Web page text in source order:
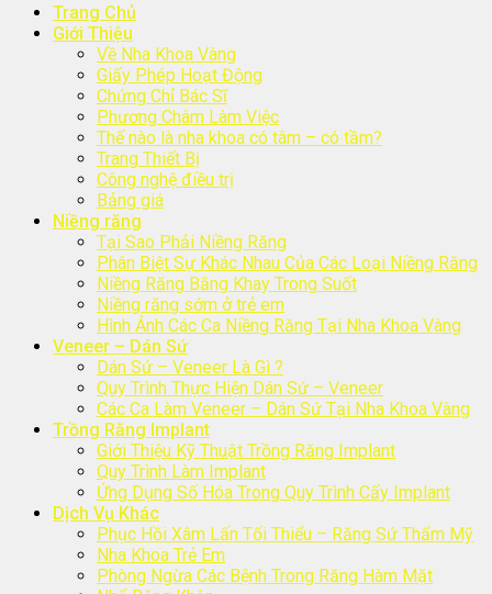
Trang Chủ
Giới Thiệu
Về Nha Khoa Vàng
Giấy Phép Hoạt Động
Chứng Chỉ Bác Sĩ
Phương Châm Làm Việc
Thế nào là nha khoa có tâm – có tầm?
Trang Thiết Bị
Công nghệ điều trị
Bảng giá
Niềng răng
Tại Sao Phải Niềng Răng
Phân Biệt Sự Khác Nhau Của Các Loại Niềng Răng
Niềng Răng Bằng Khay Trong Suốt
Niềng răng sớm ở trẻ em
Hình Ảnh Các Ca Niềng Răng Tại Nha Khoa Vàng
Veneer – Dán Sứ
Dán Sứ – Veneer Là Gì ?
Quy Trình Thực Hiện Dán Sứ – Veneer
Các Ca Làm Veneer – Dán Sứ Tại Nha Khoa Vàng
Trồng Răng Implant
Giới Thiệu Kỹ Thuật Trồng Răng Implant
Quy Trình Làm Implant
Ứng Dụng Số Hóa Trong Quy Trình Cấy Implant
Dịch Vụ Khác
Phục Hồi Xâm Lấn Tối Thiểu – Răng Sứ Thẩm Mỹ
Nha Khoa Trẻ Em
Phòng Ngừa Các Bệnh Trong Răng Hàm Mặt